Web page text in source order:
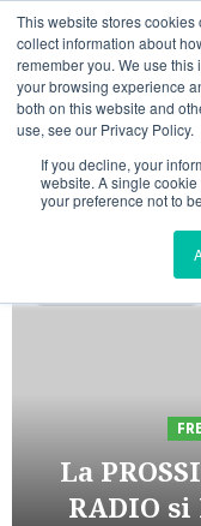
This website stores
collect information about
remember you. We use
your browsing experience
both on this website and
use, see our Privacy Policy.
If you decline, your
website. A single
your preference not to
Vai
contenuto
La
RADIO si